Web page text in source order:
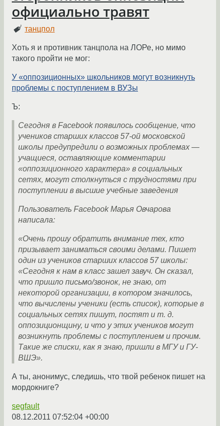
официально травят
танцпол
Хоть я и противник танцпола на ЛОРе, но мимо
такого пройти не мог:
У «оппозиционных» школьников могут возникнуть
проблемы с поступлением в ВУЗы
Ъ:
Сегодня в Facebook появилось сообщение, что
учеников старших классов 57-ой московской
школы предупредили о возможных проблемах —
учащиеся, оставляющие комментарии
«оппозиционного характера» в социальных
сетях, могут столкнуться с трудностями при
поступлении в высшие учебные заведения
Пользователь Facebook Марья Овчарова
написала:
«Очень прошу обратить внимание тех, кто
призывает заниматься своими делами. Пишет
один из учеников старших классов 57 школы:
«Сегодня к нам в класс зашел завуч. Он сказал,
что пришло письмо/звонок, не знаю, от
некоторой организации, в котором значилось,
что вычислены ученики (есть список), которые в
социальных сетях пишут, постят и т. д.
оппозиционщину, и что у этих учеников могут
возникнуть проблемы с поступлением и прочим.
Такие же списки, как я знаю, пришли в МГУ и ГУ-
ВШЭ».
А ты, анонимус, следишь, что твой ребенок пишет на
мордокниге?
segfault
08.12.2011 07:52:04 +00:00